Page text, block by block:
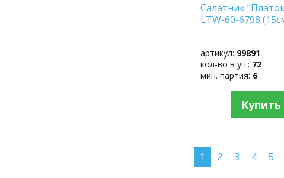
Салатник
LTW-60-6798
артикул: 99891
кол-во в уп.: 72
мин. партия: 6
Купить
1 2 3 4 5